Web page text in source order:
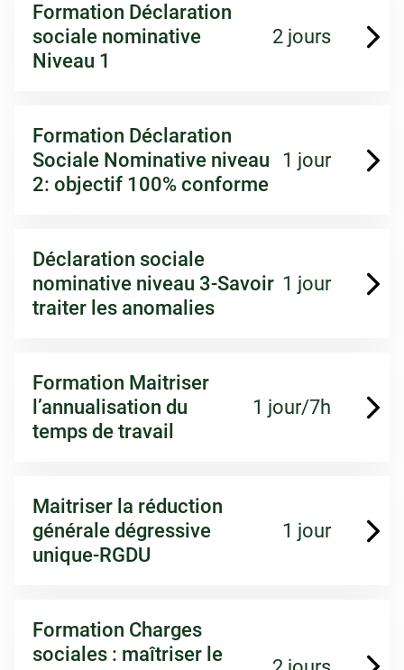
Formation Déclaration
sociale nominative
Niveau 1
2 jours
Formation Déclaration
Sociale Nominative niveau
2: objectif 100% conforme
1 jour
Déclaration sociale
nominative niveau 3-Savoir
traiter les anomalies
1 jour
Formation Maitriser
l’annualisation du
temps de travail
1 jour/7h
Maitriser la réduction
générale dégressive
unique-RGDU
1 jour
Formation Charges
sociales : maîtriser le